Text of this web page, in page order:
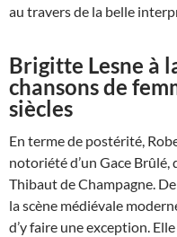
au travers de la belle
Brigitte Lesne à
chansons de
siècles
En terme de postérité,
notoriété d’un Gace Brûlé,
Thibaut de Champagne.
la scène médiévale
d’y faire une exception.